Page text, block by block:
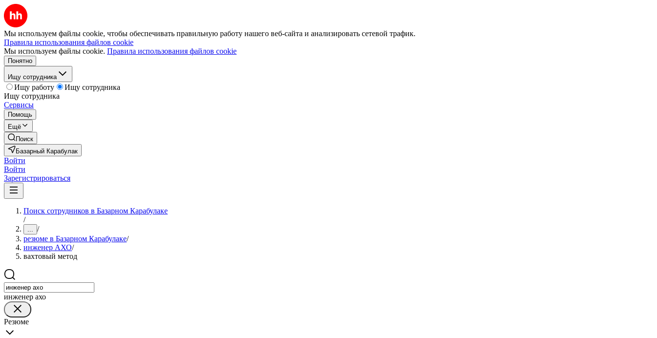
Мы используем файлы cookie, чтобы обеспечивать правильную работу нашего веб-сайта и анализировать сетевой трафик.
Правила использования файлов cookie
Мы используем файлы cookie. Правила использования файлов cookie
Понятно
Ищу сотрудника
Ищу работу
Ищу сотрудника
Ищу сотрудника
Сервисы
Помощь
Ещё
Поиск
Базарный Карабулак
Войти
Войти
Зарегистрироваться
Поиск сотрудников в Базарном Карабулаке
/
... /
резюме в Базарном Карабулаке/
инженер АХО/
вахтовый метод
инженер ахо
Резюме